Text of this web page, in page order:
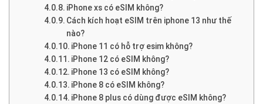
iPhone xs có eSIM không?
Cách kích hoạt eSIM trên iphone 13 như thế
nào?
iPhone 11 có hỗ trợ esim không?
iPhone 12 có eSIM không?
iPhone 13 có eSIM không?
iPhone 8 có eSIM không?
iPhone 8 plus có dùng được eSIM không?